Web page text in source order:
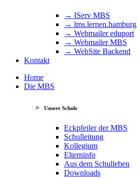
→ IServ MBS
→ lms​.ler​nen​.ham​burg
→ Webmailer eduport
→ Webmailer MBS
→ WebSite Backend
Kontakt
Home
Die MBS
Unsere Schule
Eckpfeiler der MBS
Schulleitung
Kollegium
Elterninfo
Aus dem Schulleben
Downloads